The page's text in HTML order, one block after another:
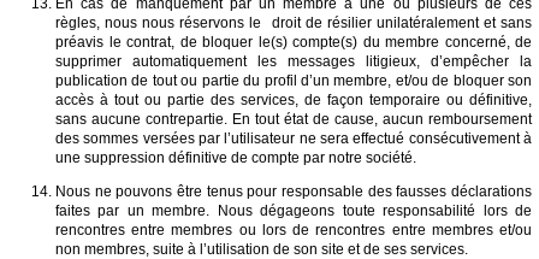
règles, nous nous réservons le droit de résilier unilatéralement et sans
préavis le contrat, de bloquer le(s) compte(s) du membre concerné, de
supprimer automatiquement les messages litigieux, d’empêcher la
publication de tout ou partie du profil d’un membre, et/ou de bloquer son
accès à tout ou partie des services, de façon temporaire ou définitive,
sans aucune contrepartie. En tout état de cause, aucun remboursement
des sommes versées par l’utilisateur ne sera effectué consécutivement à
une suppression définitive de compte par notre société.
Nous ne pouvons être tenus pour responsable des fausses déclarations
faites par un membre. Nous dégageons toute responsabilité lors de
rencontres entre membres ou lors de rencontres entre membres et/ou
non membres, suite à l’utilisation de son site et de ses services.